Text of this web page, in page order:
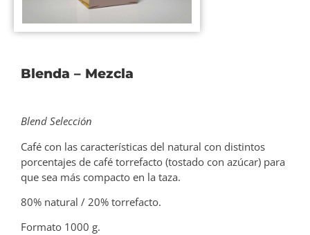
Blenda – Mezcla
Blend Selección
Café con las características del natural con distintos
porcentajes de café torrefacto (tostado con azúcar) para
que sea más compacto en la taza.
80% natural / 20% torrefacto.
Formato 1000 g.